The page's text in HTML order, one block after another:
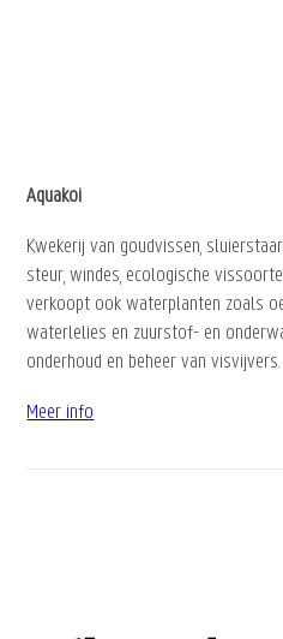
Aquakoi
Kwekerij van goudvissen,
steur, windes, ecologische
verkoopt ook waterplanten zoals
waterlelies en zuurstof- en
onderhoud en beheer van visvijvers.
Meer info